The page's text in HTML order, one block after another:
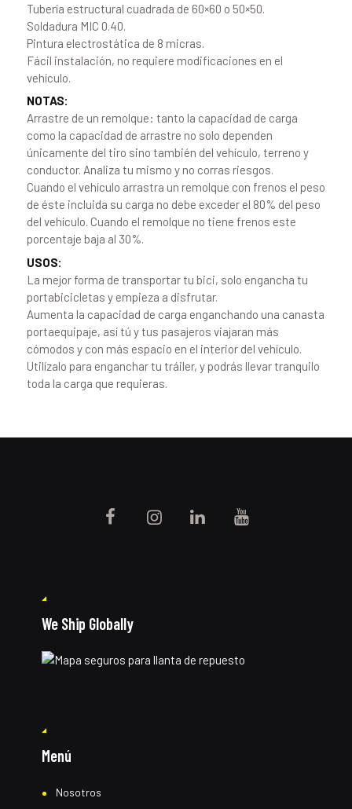
Tubería estructural cuadrada de 60×60 o 50×50.
Soldadura MIC 0.40.
Pintura electrostática de 8 micras.
Fácil instalación, no requiere modificaciones en el
vehículo.
NOTAS:
Arrastre de un remolque: tanto la capacidad de carga
como la capacidad de arrastre no solo dependen
únicamente del tiro sino también del vehículo, terreno y
conductor. Analiza tu mismo y no corras riesgos.
Cuando el vehículo arrastra un remolque con frenos el peso
de éste incluida su carga no debe exceder el 80% del peso
del vehículo. Cuando el remolque no tiene frenos este
porcentaje baja al 30%.
USOS:
La mejor forma de transportar tu bici, solo engancha tu
portabicicletas y empieza a disfrutar.
Aumenta la capacidad de carga enganchando una canasta
portaequipaje, así tú y tus pasajeros viajaran más
cómodos y con más espacio en el interior del vehículo.
Utilízalo para enganchar tu tráiler, y podrás llevar tranquilo
toda la carga que requieras.
We Ship Globally
Menú
Nosotros